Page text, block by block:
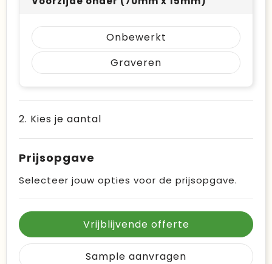
Onbewerkt
Graveren
2. Kies je aantal
Prijsopgave
Selecteer jouw opties voor de prijsopgave.
Vrijblijvende offerte
Sample aanvragen